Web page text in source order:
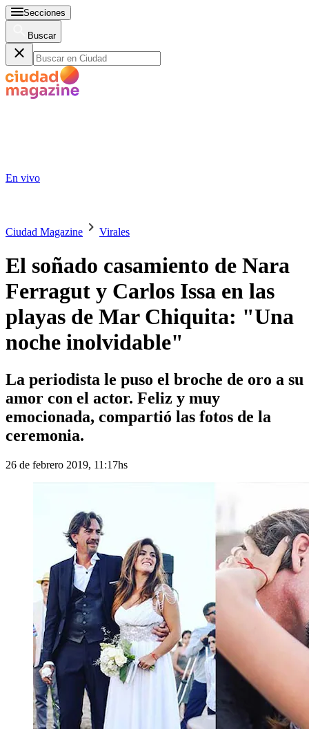
Secciones
Buscar
En vivo
Ciudad Magazine Virales
El soñado casamiento de Nara
Ferragut y Carlos Issa en las
playas de Mar Chiquita: "Una
noche inolvidable"
La periodista le puso el broche de oro a su
amor con el actor. Feliz y muy
emocionada, compartió las fotos de la
ceremonia.
26 de febrero 2019, 11:17hs